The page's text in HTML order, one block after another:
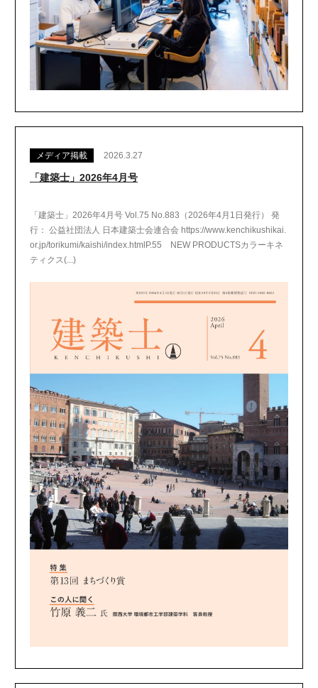
メディア掲載 2026.3.27
「建築士」2026年4月号
「建築士」2026年4月号 Vol.75 No.883（2026年4月1日発行） 発
行： 公益社団法人 日本建築士会連合会 https://www.kenchikushikai.
or.jp/torikumi/kaishi/index.htmlP.55 NEW PRODUCTSカラーキネ
ティクス(...)